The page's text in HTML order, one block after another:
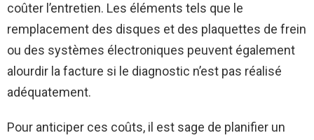
coûter l’entretien. Les éléments tels que le
remplacement des disques et des plaquettes de frein
ou des systèmes électroniques peuvent également
alourdir la facture si le diagnostic n’est pas réalisé
adéquatement.
Pour anticiper ces coûts, il est sage de planifier un